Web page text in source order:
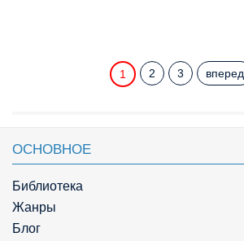
1 2 3 вперед
ОСНОВНОЕ
Библиотека
Жанры
Блог